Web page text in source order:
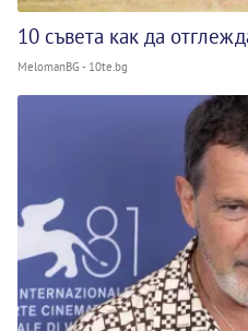
10 съвета как да
MelomanBG - 10te.bg